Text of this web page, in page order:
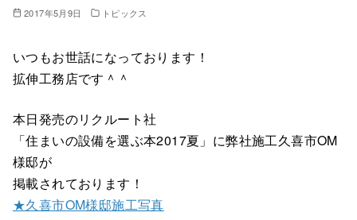
2017年5月9日 トピックス
いつもお世話になっております！
拡伸工務店です＾＾
本日発売のリクルート社
「住まいの設備を選ぶ本2017夏」に弊社施工久喜市OM
様邸が
掲載されております！
★久喜市OM様邸施工写真